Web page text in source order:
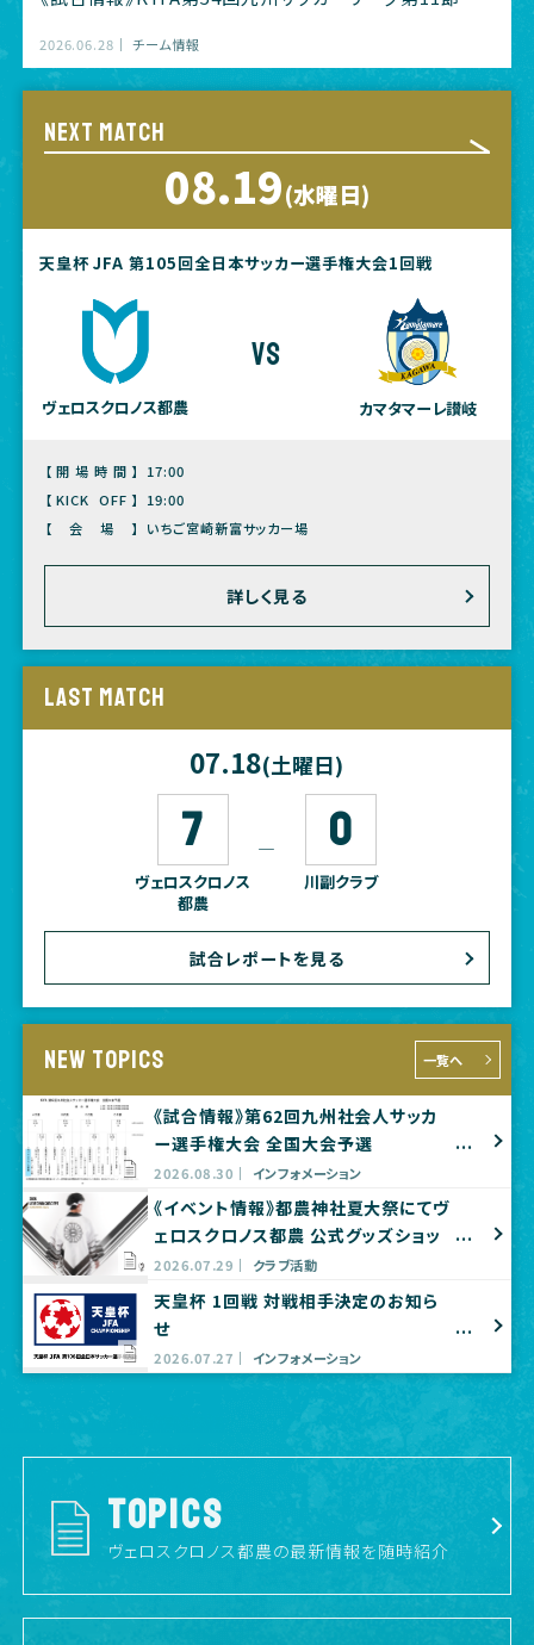
2026.06.28 チーム情報
NEXT MATCH
08.19(水曜日)
天皇杯 JFA 第105回全日本サッカー選手権大会1回戦
ヴェロスクロノス都農
vs
カマタマーレ讃岐
【開場時間】
17:00
【KICK OFF】
19:00
【会場】
いちご宮崎新富サッカー場
詳しく見る
LAST MATCH
07.18(土曜日)
7
ヴェロスクロノス
都農
― 0
川副クラブ
試合レポートを見る
NEW TOPICS 一覧へ
《試合情報》第62回九州社会人サッカ
ー選手権大会 全国大会予選
2026.08.30 インフォメーション
《イベント情報》都農神社夏大祭にてヴ
ェロスクロノス都農 公式グッズショッ
プ出店のお知らせ
2026.07.29 クラブ活動
天皇杯 1回戦 対戦相手決定のお知ら
せ
2026.07.27 インフォメーション
TOPICS
ヴェロスクロノス都農の最新情報を随時紹介